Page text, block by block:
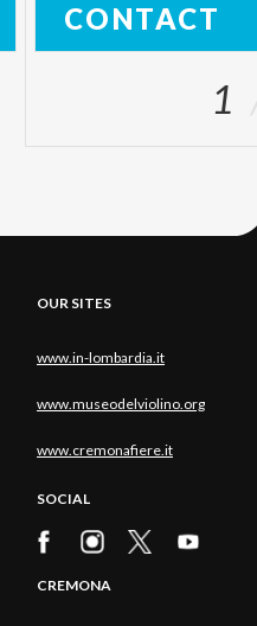
CONTACT
1
OUR SITES
www.in-lombardia.it
www.museodelviolino.org
www.cremonafiere.it
SOCIAL
CREMONA